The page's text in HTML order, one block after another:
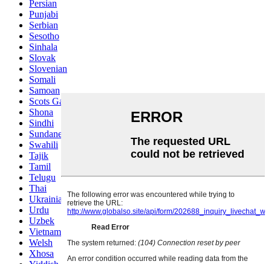
Persian
Punjabi
Serbian
Sesotho
Sinhala
Slovak
Slovenian
Somali
Samoan
Scots Gaelic
Shona
Sindhi
Sundanese
Swahili
Tajik
Tamil
Telugu
Thai
Ukrainian
Urdu
Uzbek
Vietnamese
Welsh
Xhosa